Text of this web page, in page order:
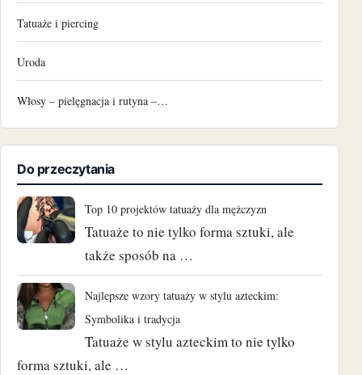
Tatuaże i piercing
Uroda
Włosy – pielęgnacja i rutyna –…
Do przeczytania
Top 10 projektów tatuaży dla mężczyzn
Tatuaże to nie tylko forma sztuki, ale
także sposób na …
Najlepsze wzory tatuaży w stylu azteckim:
Symbolika i tradycja
Tatuaże w stylu azteckim to nie tylko
forma sztuki, ale …